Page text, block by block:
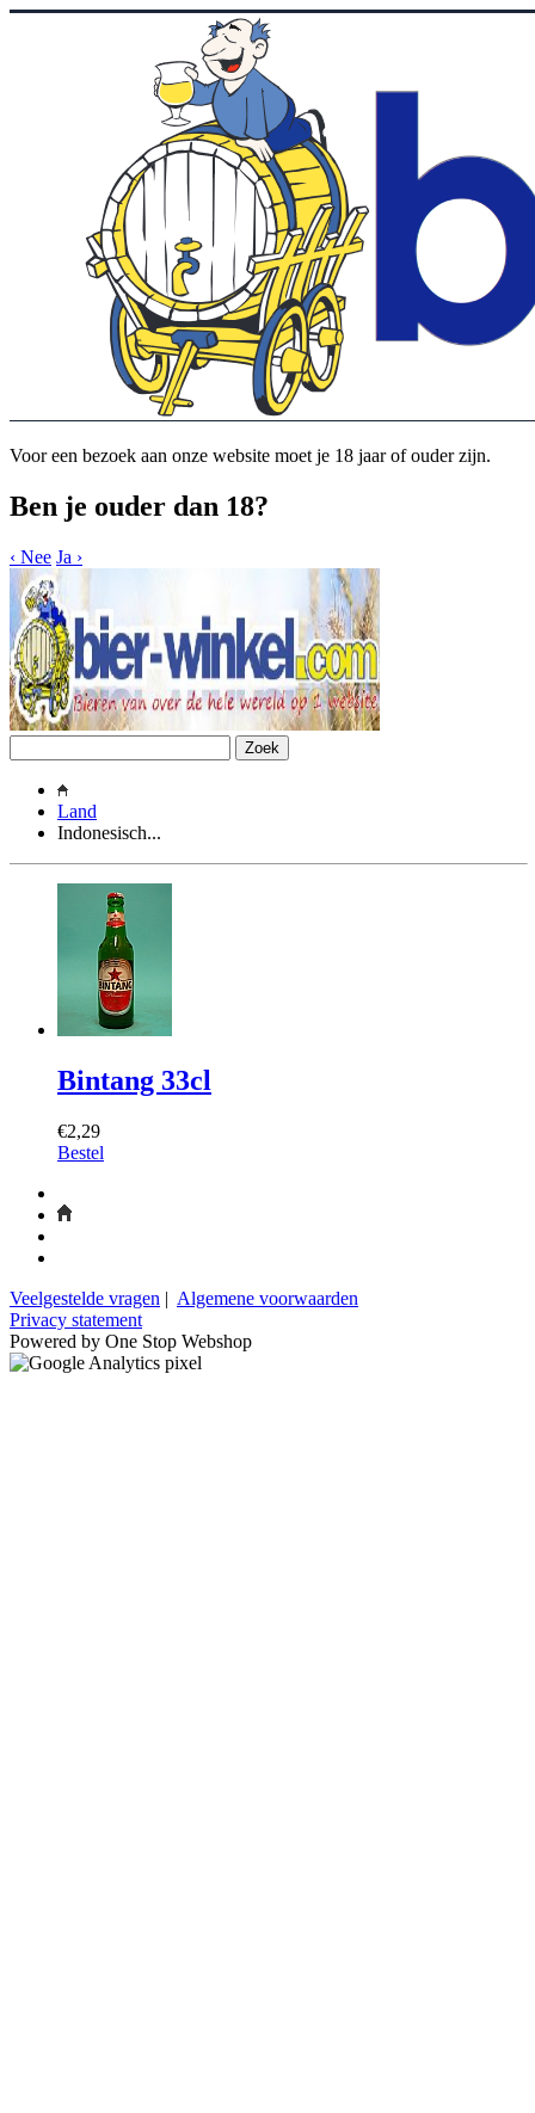
Voor een bezoek aan onze website moet je 18 jaar of ouder zijn.
Ben je ouder dan 18?
‹ Nee Ja ›
Land
Indonesisch...
Bintang 33cl
€2,29
Bestel
Veelgestelde vragen | Algemene voorwaarden
Privacy statement
Powered by One Stop Webshop